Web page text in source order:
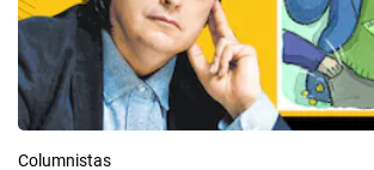
Columnistas